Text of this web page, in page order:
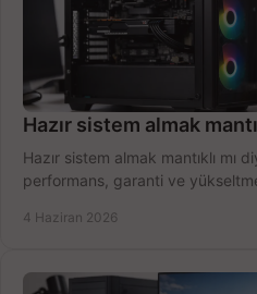
Hazır sistem almak
Hazır sistem almak mantıklı mı
performans, garanti ve
4 Haziran 2026